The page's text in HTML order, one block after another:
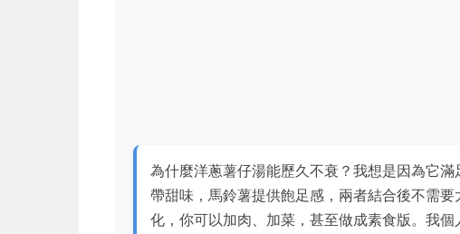
為什麼洋蔥薯仔湯能歷久不衰？我想是因為它
帶甜味，馬鈴薯提供飽足感，兩者結合後不需
化，你可以加肉、加菜，甚至做成素食版。我